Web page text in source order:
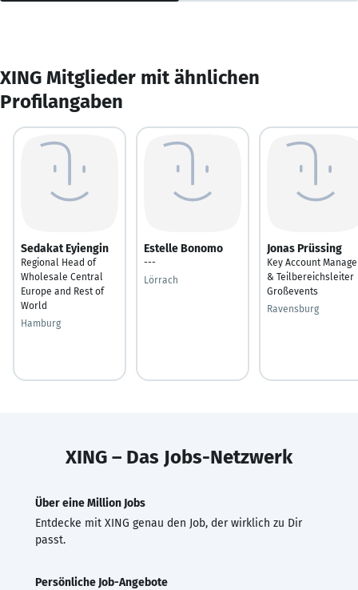
XING Mitglieder mit ähnlichen
Profilangaben
Sedakat Eyiengin
Regional Head of
Wholesale Central
Europe and Rest of
World
Hamburg
Estelle Bonomo
---
Lörrach
Jonas Prüssing
Key Account
& Teilbereichsleiter
Großevents
Ravensburg
XING – Das Jobs-Netzwerk
Über eine Million Jobs
Entdecke mit XING genau den Job, der wirklich zu Dir
passt.
Persönliche Job-Angebote